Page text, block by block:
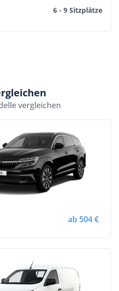
6 - 9 Sitzplätze
vergleichen
ab 504 €